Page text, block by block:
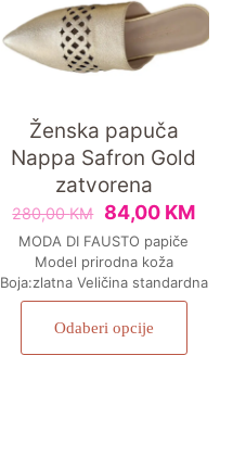
Ženska papuča
Nappa Safron Gold
zatvorena
280,00KM 84,00 KM
MODA DI FAUSTO papiče
Model prirodna koža
Boja:zlatna Veličina standardna
Odaberi opcije